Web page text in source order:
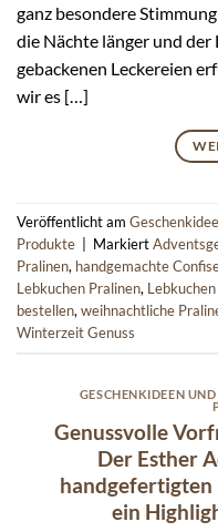
ganz besondere
die Nächte länger und
gebackenen Leckereien
wir es […]
Veröffentlicht am
Produkte
Markiert
Pralinen, handgemachte
Lebkuchen Pralinen,
bestellen,weihnachtliche
Winterzeit Genuss
GESCHENKIDEEN
Genussvolle
Der Esther
handgefertigten
ein